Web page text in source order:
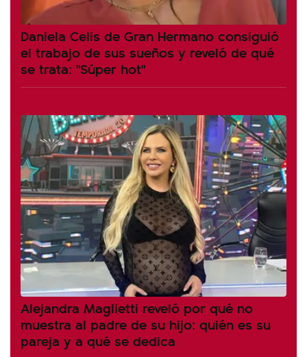
Daniela Celis de Gran Hermano consiguió
el trabajo de sus sueños y reveló de qué
se trata: "Súper hot"
Alejandra Maglietti reveló por qué no
muestra al padre de su hijo: quién es su
pareja y a qué se dedica